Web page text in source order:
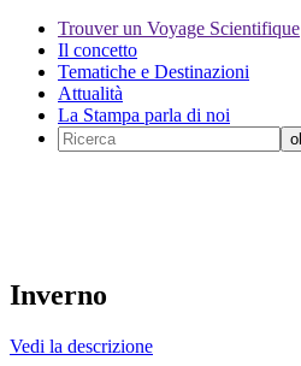
Trouver un Voyage Scientifique
Il concetto
Tematiche e Destinazioni
Attualità
La Stampa parla di noi
Inverno
Vedi la descrizione